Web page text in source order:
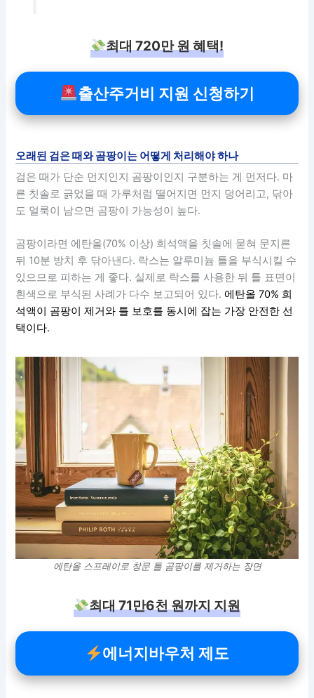
최대 720만 원 혜택!
출산주거비 지원 신청하기
오래된 검은 때와 곰팡이는 어떻게 처리해야 하나
검은 때가 단순 먼지인지 곰팡이인지 구분하는 게 먼저다. 마
른 칫솔로 긁었을 때 가루처럼 떨어지면 먼지 덩어리고, 닦아
도 얼룩이 남으면 곰팡이 가능성이 높다.
곰팡이라면 에탄올(70% 이상) 희석액을 칫솔에 묻혀 문지른
뒤 10분 방치 후 닦아낸다. 락스는 알루미늄 틀을 부식시킬 수
있으므로 피하는 게 좋다. 실제로 락스를 사용한 뒤 틀 표면이
흰색으로 부식된 사례가 다수 보고되어 있다.에탄올 70% 희
석액이 곰팡이 제거와 틀 보호를 동시에 잡는 가장 안전한 선
택이다.
에탄올 스프레이로 창문 틀 곰팡이를 제거하는 장면
최대 71만6천 원까지 지원
에너지바우처 제도